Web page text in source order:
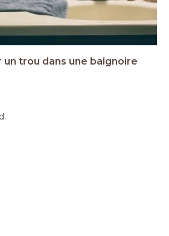
trou dans une baignoire